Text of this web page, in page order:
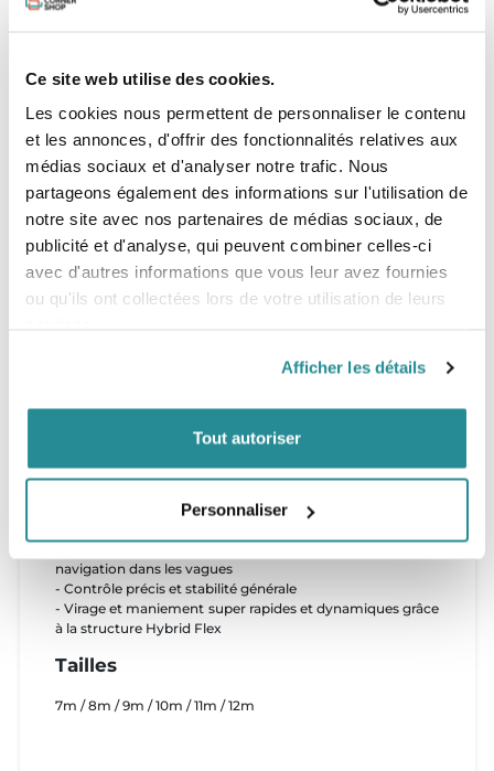
Ce site web utilise des cookies.
Les cookies nous permettent de personnaliser le contenu
et les annonces, d'offrir des fonctionnalités relatives aux
médias sociaux et d'analyser notre trafic. Nous
partageons également des informations sur l'utilisation de
notre site avec nos partenaires de médias sociaux, de
publicité et d'analyse, qui peuvent combiner celles-ci
avec d'autres informations que vous leur avez fournies
ou qu'ils ont collectées lors de votre utilisation de leurs
Afficher les détails
Tout autoriser
Personnaliser
+ Le confort de la barre est adapté à
les jambes de force flexibles hybrides
+ Déclenchement rapide de la direction
grâce à la forme plus large et plus réactive
de l'extrémité de l'aile, forme plus large et
plus réactive de l'extrémité de l'aile
+ Nouvelle fermeture à haute pression du
bord d'attaque de fermeture du bord
d'attaque
+ Construction légère des poches de
+ Attention à la pression de gonflage de 10
PSI de gonflage
Caractéristiques et Programme
- Manœuvre la plus douce et la plus raffinée
navigation dans les vagues
- Contrôle précis et stabilité générale
- Virage et maniement super rapides et dynamiques grâce
à la structure Hybrid Flex
Tailles
7m / 8m / 9m / 10m / 11m / 12m